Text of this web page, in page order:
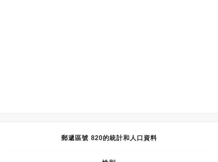
郵遞區號 820的統計和人口資料